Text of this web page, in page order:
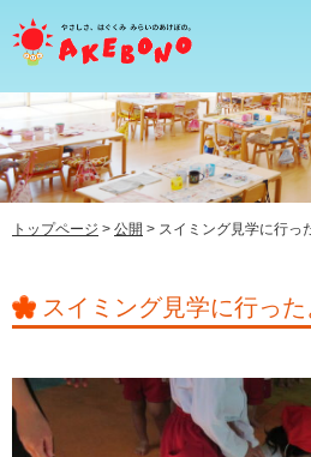
当園について
在園児のみなさまへ
入園前のみなさまへ
トップページ > 公開 > スイミング見学に行っ
スイミング見学に行った